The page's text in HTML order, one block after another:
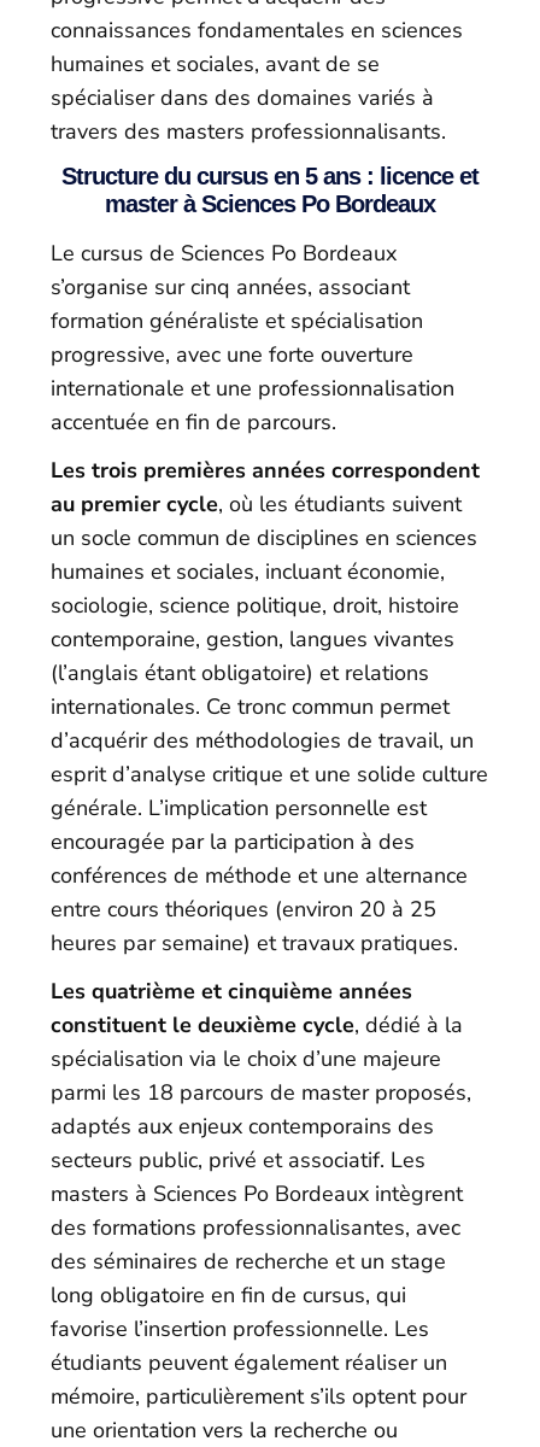
connaissances fondamentales en sciences
humaines et sociales, avant de se
spécialiser dans des domaines variés à
travers des masters professionnalisants.
Structure du cursus en 5 ans : licence et
master à Sciences Po Bordeaux
Le cursus de Sciences Po Bordeaux
s’organise sur cinq années, associant
formation généraliste et spécialisation
progressive, avec une forte ouverture
internationale et une professionnalisation
accentuée en fin de parcours.
Les trois premières années correspondent
au premier cycle, où les étudiants suivent
un socle commun de disciplines en sciences
humaines et sociales, incluant économie,
sociologie, science politique, droit, histoire
contemporaine, gestion, langues vivantes
(l’anglais étant obligatoire) et relations
internationales. Ce tronc commun permet
d’acquérir des méthodologies de travail, un
esprit d’analyse critique et une solide culture
générale. L’implication personnelle est
encouragée par la participation à des
conférences de méthode et une alternance
entre cours théoriques (environ 20 à 25
heures par semaine) et travaux pratiques.
Les quatrième et cinquième années
constituent le deuxième cycle, dédié à la
spécialisation via le choix d’une majeure
parmi les 18 parcours de master proposés,
adaptés aux enjeux contemporains des
secteurs public, privé et associatif. Les
masters à Sciences Po Bordeaux intègrent
des formations professionnalisantes, avec
des séminaires de recherche et un stage
long obligatoire en fin de cursus, qui
favorise l’insertion professionnelle. Les
étudiants peuvent également réaliser un
mémoire, particulièrement s’ils optent pour
une orientation vers la recherche ou